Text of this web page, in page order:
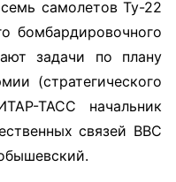
самолетов Ту-22
бомбардировочного
задачи по плану
(стратегического
ТАСС начальник
связей ВВС